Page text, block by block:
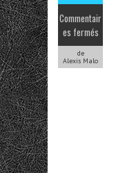
Commentair
es fermés
de
Alexis Malo